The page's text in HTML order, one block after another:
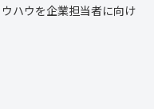
ハウを企業担当者に向け